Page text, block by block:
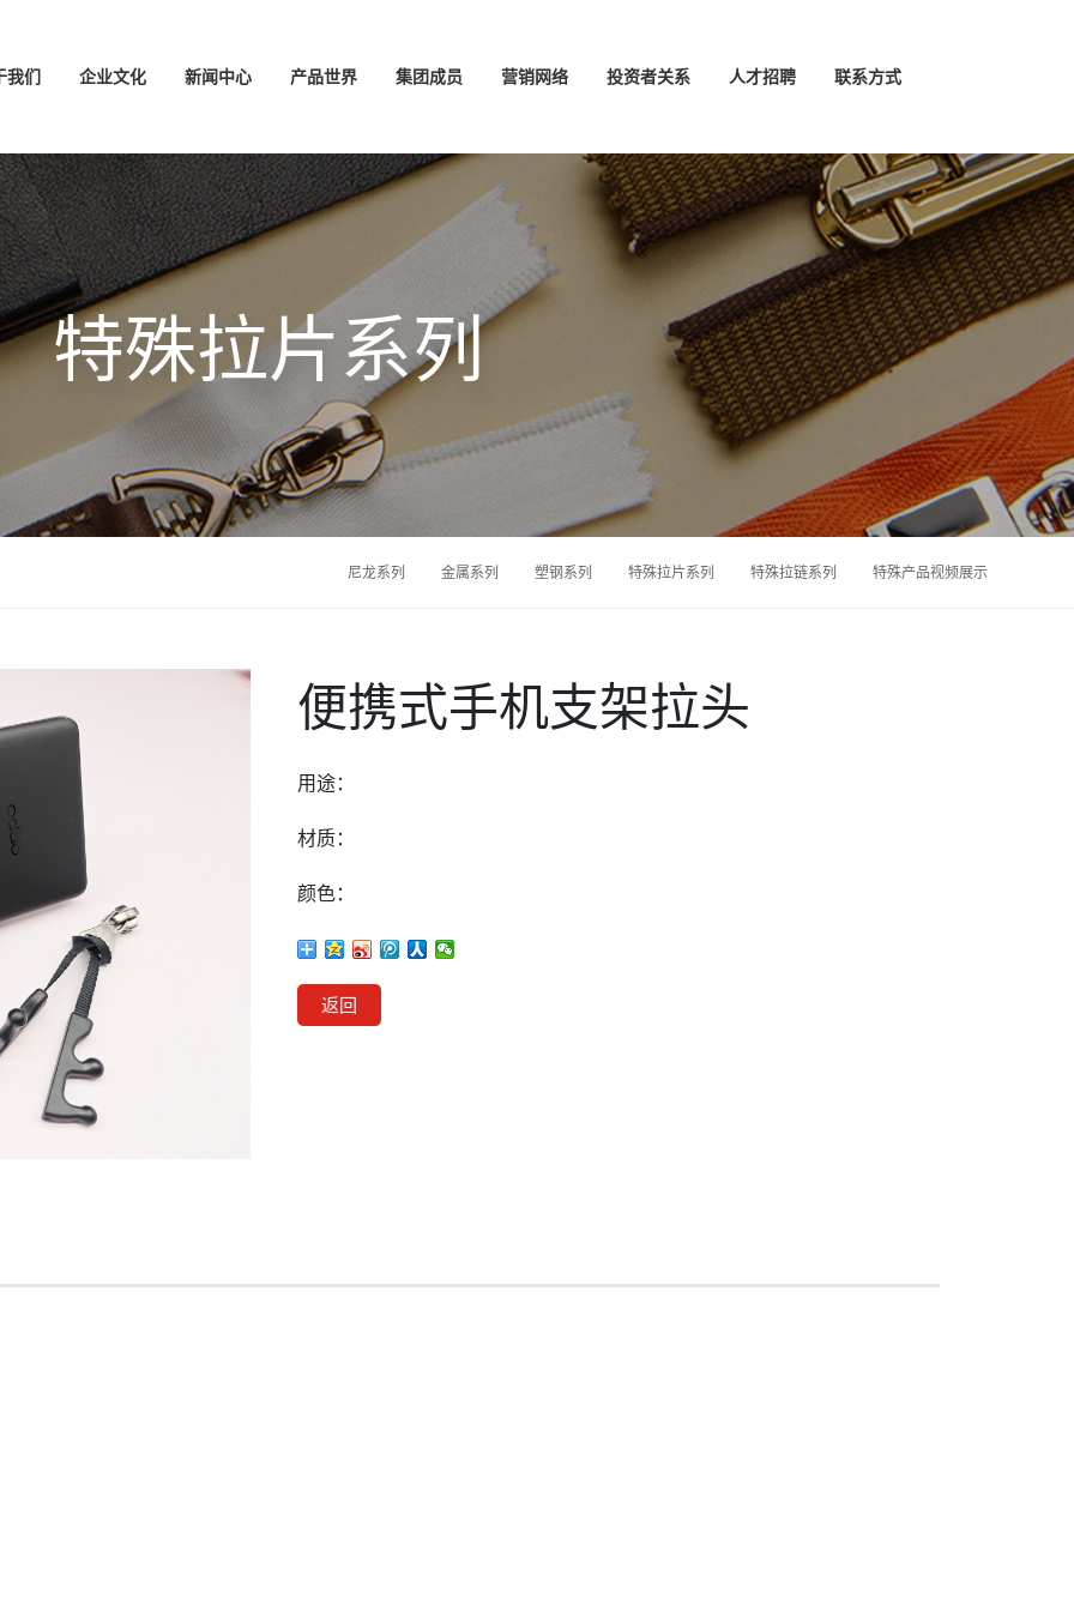
我们 企业文化 新闻中心 产品世界 集团成员 营销网络 投资者关系 人才招聘 联系方式
中文版 ENGLISH
特殊拉片系列
尼龙系列 金属系列 塑钢系列 特殊拉片系列 特殊拉链系列 特殊产品视频展示
便携式手机支架拉头
用途：
材质：
颜色：
返回